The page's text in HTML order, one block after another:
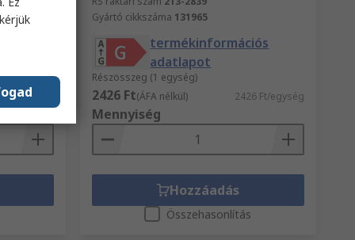
Ft/egység
Gyártó cikkszáma 131965
termékinformációs
adatlapot
Részösszeg (1 egység)
2426 Ft(ÁFA nélkül) 2426 Ft/egység
Mennyiség
Hozzáadás
Összehasonlítás